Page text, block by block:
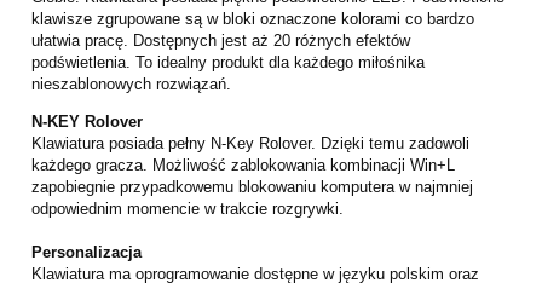
klawisze zgrupowane są w bloki oznaczone kolorami co bardzo
ułatwia pracę. Dostępnych jest aż 20 różnych efektów
podświetlenia. To idealny produkt dla każdego miłośnika
nieszablonowych rozwiązań.
N-KEY Rolover
Klawiatura posiada pełny N-Key Rolover. Dzięki temu zadowoli
każdego gracza. Możliwość zablokowania kombinacji Win+L
zapobiegnie przypadkowemu blokowaniu komputera w najmniej
odpowiednim momencie w trakcie rozgrywki.
Personalizacja
Klawiatura ma oprogramowanie dostępne w języku polskim oraz